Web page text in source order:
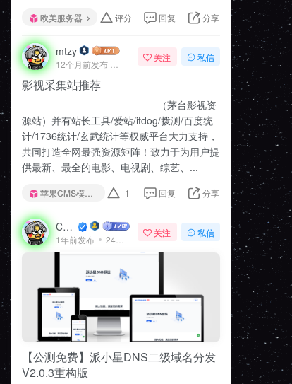
欧美服务器 评分 回复 分享
mtzy
79次阅读
关注 私信
影视采集站推荐
（茅台影视资
源站）并有站长工具/爱站/itdog/拨测/百度统
计/1736统计/玄武统计等权威平台大力支持，
共同打造全网最强资源矩阵！致力于为用户提
供最新、最全的电影、电视剧、综艺、...
苹果CMS模板 1 回复 分享
CMS模板
1年前发布 24次阅读
关注 私信
【公测免费】派小星DNS二级域名分发
V2.0.3重构版